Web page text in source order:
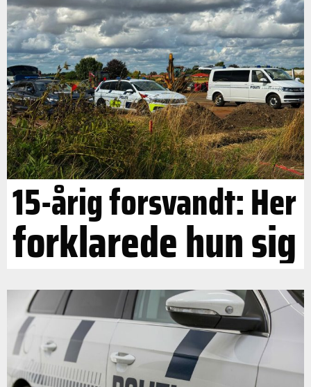
15-årig forsvandt: Her
forklarede hun sig